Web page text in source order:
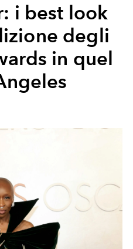
i best look
degli
in quel